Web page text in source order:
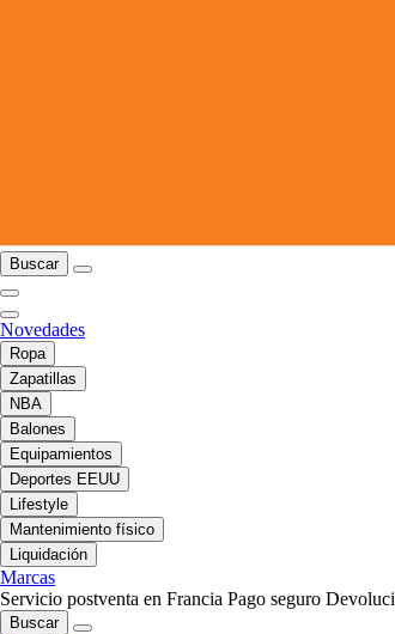
Buscar
Novedades
Ropa
Zapatillas
NBA
Balones
Equipamientos
Deportes EEUU
Lifestyle
Mantenimiento físico
Liquidación
Marcas
Servicio postventa en Francia Pago seguro
Buscar